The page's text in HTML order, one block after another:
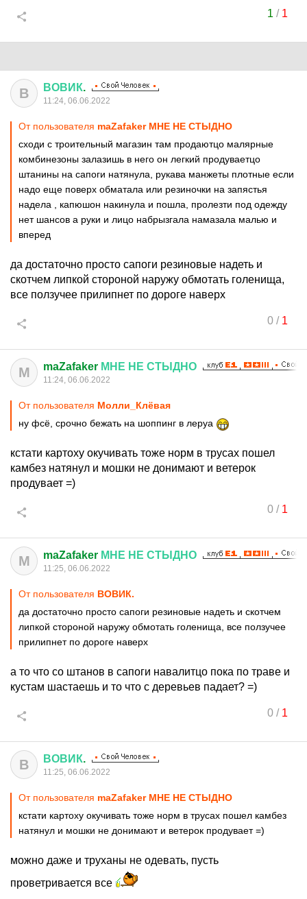
1 / 1
В ВОВИК.
11:24, 06.06.2022
От пользователя maZafaker МНЕ НЕ СТЫДНО
сходи с троительный магазин там продаютцо малярные
комбинезоны залазишь в него он легкий продуваетцо
штанины на сапоги натянула, рукава манжеты плотные если
надо еще поверх обматала или резиночки на запястья
надела , капюшон накинула и пошла, пролезти под одежду
нет шансов а руки и лицо набрызгала намазала малью и
вперед
да достаточно просто сапоги резиновые надеть и
скотчем липкой стороной наружу обмотать голенища,
все ползучее прилипнет по дороге наверх
0/ 1
M maZafaker МНЕ НЕ СТЫДНО
11:24, 06.06.2022
От пользователя Молли_Клёвая
ну фсё, срочно бежать на шоппинг в леруа
кстати картоху окучивать тоже норм в трусах пошел
камбез натянул и мошки не донимают и ветерок
продувает =)
0/ 1
M maZafaker МНЕ НЕ СТЫДНО
11:25, 06.06.2022
От пользователя ВОВИК.
да достаточно просто сапоги резиновые надеть и скотчем
липкой стороной наружу обмотать голенища, все ползучее
прилипнет по дороге наверх
а то что со штанов в сапоги навалитцо пока по траве и
кустам шастаешь и то что с деревьев падает? =)
0/ 1
В ВОВИК.
11:25, 06.06.2022
От пользователя maZafaker МНЕ НЕ СТЫДНО
кстати картоху окучивать тоже норм в трусах пошел камбез
натянул и мошки не донимают и ветерок продувает =)
можно даже и труханы не одевать, пусть
проветривается все